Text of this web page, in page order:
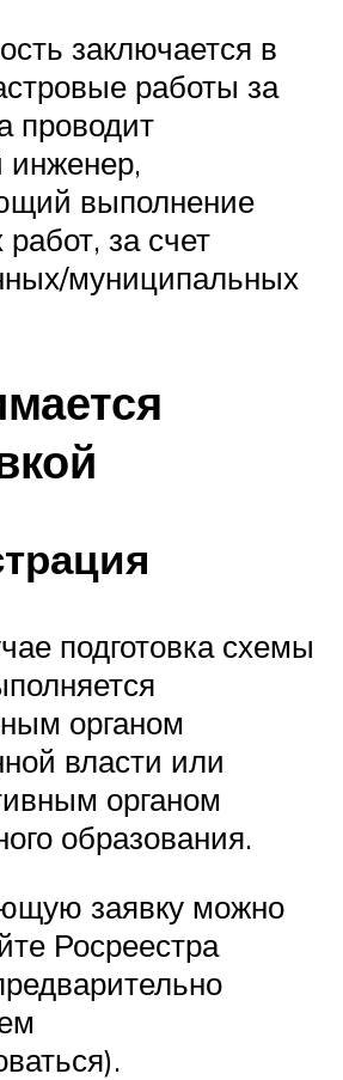
заключается в
работы за
проводит
инженер,
выполнение
за счет
муниципальных
подготовка схемы
органом
власти или
органом
образования.
заявку можно
Росреестра